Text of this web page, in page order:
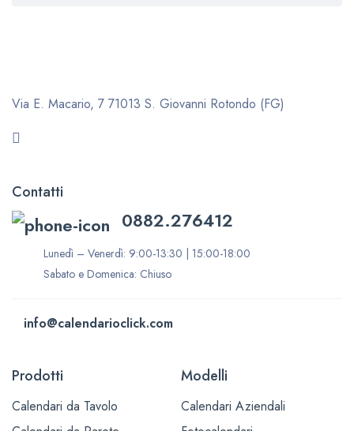
Via E. Macario, 7 71013 S. Giovanni Rotondo (FG)
Contatti
0882.276412
Lunedì – Venerdì: 9:00-13:30 | 15:00-18:00
Sabato e Domenica: Chiuso
info@calendarioclick.com
Prodotti
Calendari da Tavolo
Modelli
Calendari Aziendali